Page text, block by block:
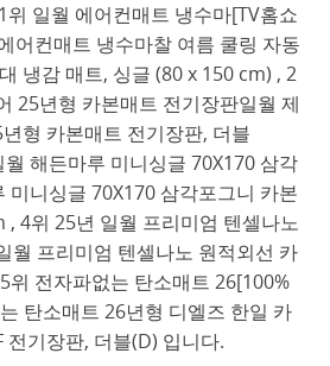
위 일월 에어컨매트 냉수마[TV홈쇼
어컨매트 냉수마찰 여름 쿨링 자동
냉감 매트, 싱글 (80 x 150 cm) , 2
25년형 카본매트 전기장판일월 제
형 카본매트 전기장판, 더블
해든마루 미니싱글 70X170 삼각
미니싱글 70X170 삼각포그니 카본
, 4위 25년 일월 프리미엄 텐셀나노
월 프리미엄 텐셀나노 원적외선 카
위 전자파없는 탄소매트 26[100%
탄소매트 26년형 디엘즈 한일 카
전기장판, 더블(D) 입니다.